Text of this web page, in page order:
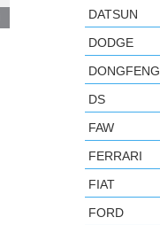
DATSUN
DODGE
DONGFENG
DS
FAW
FERRARI
FIAT
FORD